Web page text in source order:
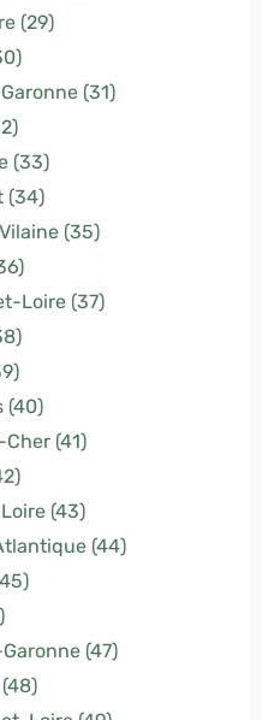
(29)
(31)
(33)
(34)
(35)
Loire (37)
(40)
(41)
(43)
(44)
(47)